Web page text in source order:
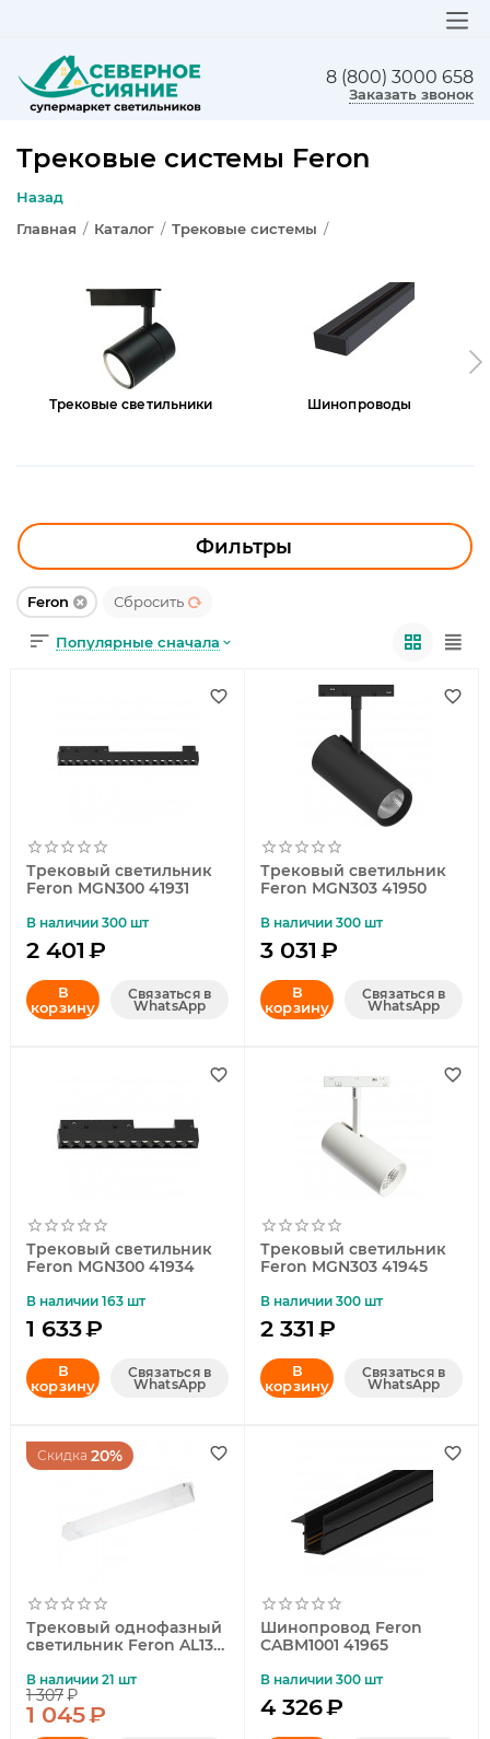
8 (800) 3000 658
Заказать звонок
Трековые системы Feron
Назад
Главная / Каталог / Трековые системы /
Трековые светильники Шинопроводы
Фильтры
Feron Сбросить
Популярные сначала
Трековый светильник
Feron MGN300 41931
В наличии 300 шт
2 401 ₽
В
корзину
Связаться в
WhatsApp
Трековый светильник
Feron MGN303 41950
В наличии 300 шт
3 031 ₽
В
корзину
Связаться в
WhatsApp
Трековый светильник
Feron MGN300 41934
В наличии 163 шт
1 633₽
В
корзину
Связаться в
WhatsApp
Трековый светильник
Feron MGN303 41945
В наличии 300 шт
2 331 ₽
В
корзину
Связаться в
WhatsApp
Скидка 20%
Трековый однофазный
светильник Feron AL132
В наличии 21 шт
1 307₽
1 045₽
Шинопровод Feron
CABM1001 41965
В наличии 300 шт
4 326₽
ЛЮСТРЫ
БРА И ПОДСВЕТКА
НАСТОЛЬНЫЕ ЛАМПЫ
ТОРШЕРЫ
СВЕТИЛЬНИКИ КАК В ИКЕА
ТРЕКОВЫЕ СИСТЕМЫ
ОФИСНОЕ ОСВЕЩЕНИЕ
СВЕТОДИОДНАЯ ПОДСВЕТКА
ЛАМПОЧКИ
КОМПЛЕКТУЮЩИЕ
НОВОГОДНИЕ ТОВАРЫ